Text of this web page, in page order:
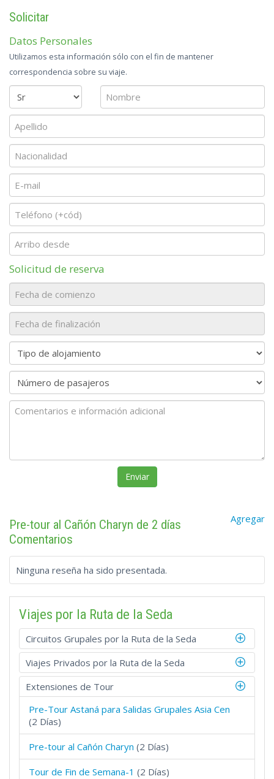
Solicitar
Datos Personales
Utilizamos esta información sólo con el fin de mantener
correspondencia sobre su viaje.
Solicitud de reserva
Agregar
Pre-tour al Cañón Charyn de 2 días
Comentarios
Ninguna reseña ha sido presentada.
Viajes por la Ruta de la Seda
Circuitos Grupales por la Ruta de la Seda
Viajes Privados por la Ruta de la Seda
Extensiones de Tour
Pre-Tour Astaná para Salidas Grupales Asia Cen
(2 Días)
Pre-tour al Cañón Charyn (2 Días)
Tour de Fin de Semana-1 (2 Días)